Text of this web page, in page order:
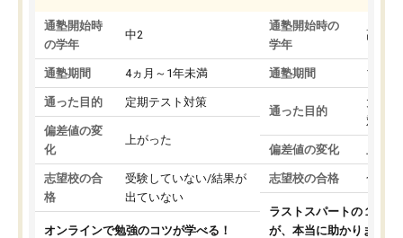
通塾開始時
の学年
中2
通塾期間 4ヵ月～1年未満
通った目的 定期テスト対策
偏差値の変
化
上がった
志望校の合
格
受験していない/結果が
出ていない
オンラインで勉強のコツが学べる！
通塾開始時の
学年
高3
通塾期間 1～3
通った目的
大学
対策
偏差値の変化
志望校の合格 合格
ラストスパートの１か月
が、本当に助かりました